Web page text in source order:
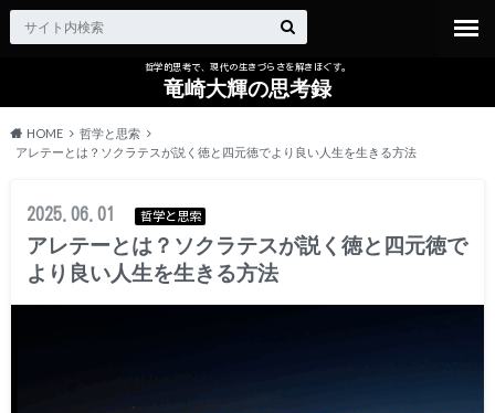
哲学的思考で、現代の生きづらさを解きほぐす。
竜崎大輝の思考録
HOME
哲学と思索
アレテーとは？ソクラテスが説く徳と四元徳でより良い人生を生きる方法
2025.06.01 哲学と思索
アレテーとは？ソクラテスが説く徳と四元徳で
より良い人生を生きる方法